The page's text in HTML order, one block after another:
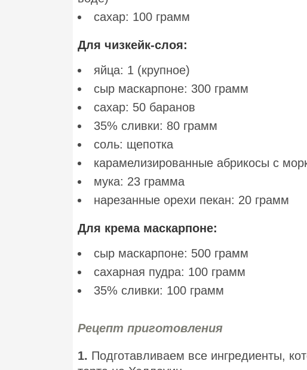
сахар: 100 грамм
Для чизкейк-слоя:
яйца: 1 (крупное)
сыр маскарпоне: 300 грамм
сахар: 50 баранов
35% сливки: 80 грамм
соль: щепотка
карамелизированные абрикосы с
мука: 23 грамма
нарезанные орехи пекан: 20 грамм
Для крема маскарпоне:
сыр маскарпоне: 500 грамм
сахарная пудра: 100 грамм
35% сливки: 100 грамм
Рецепт приготовления
1. Подготавливаем все ингредиенты,